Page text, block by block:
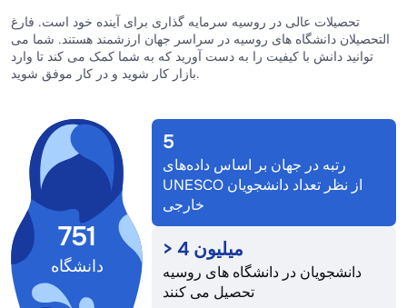
ر
ش
تحصیلات عالی در روسیه سرمایه گذاری برای آینده خود است. فارغ
التحصیلان دانشگاه های روسیه در سراسر جهان ارزشمند هستند. شما می
توانید دانش با کیفیت را به دست آورید که به شما کمک می کند تا وارد
بازار کار شوید و در کار موفق شوید.
751
دانشگاه
5
رتبه در جهان بر اساس داده‌های
UNESCO از نظر تعداد دانشجویان
خارجی
> 4 میلیون
دانشجویان در دانشگاه های روسیه
تحصیل می کنند